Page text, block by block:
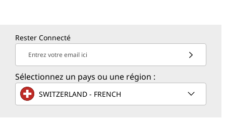
Rester Connecté
Entrez votre email ici
Sélectionnez un pays ou une région :
SWITZERLAND - FRENCH